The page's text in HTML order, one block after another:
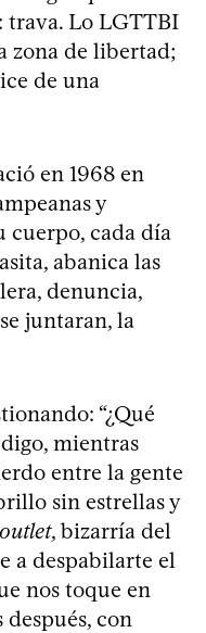
trava. Lo LGTTBI
zona de libertad;
de una
en 1968 en
y
cuerpo, cada día
abanica las
denuncia,
juntaran, la
“¿Qué
digo, mientras
entre la gente
sin estrellas y
outlet, bizarría del
a despabilarte el
nos toque en
después, con